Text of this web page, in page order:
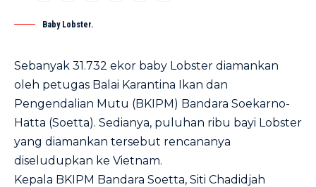
Baby Lobster.
Sebanyak 31.732 ekor baby Lobster diamankan
oleh petugas Balai Karantina Ikan dan
Pengendalian Mutu (BKIPM) Bandara Soekarno-
Hatta (Soetta). Sedianya, puluhan ribu bayi Lobster
yang diamankan tersebut rencananya
diseludupkan ke Vietnam.
Kepala BKIPM Bandara Soetta, Siti Chadidjah